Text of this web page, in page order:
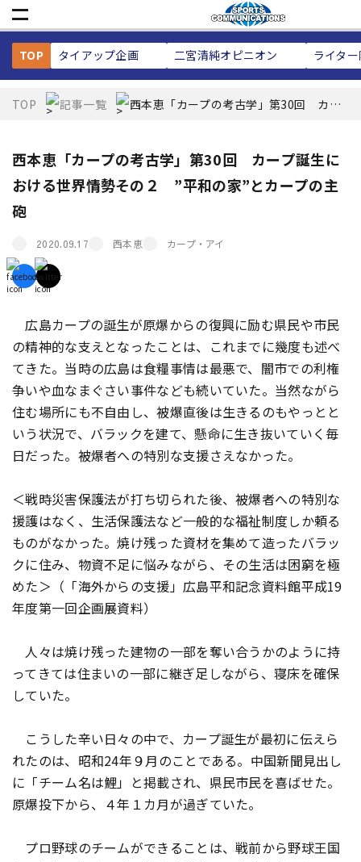
TOP タイアップ企画 二宮清純オピニオン ライタ
TOP 記事一覧 西本恵「カープの考古学」第30回 カー
西本恵「カープの考古学」第30回 カープ誕生に
おける世界情勢その２ ”平和の家”とカープの主
砲
2020.09.17 西本恵 カープ・アイ
広島カープの誕生が原爆からの復興に励む県民や市民
の精神的な支えとなったことは、これまでに幾度も述べ
てきた。当時の広島は食糧事情は最悪で、闇市での利権
争いや血なまぐさい事件なども続いていた。当然ながら
住む場所にも不自由し、被爆直後は生きるのもやっとと
いう状況で、バラックを建て、懸命に生き抜いていく毎
日だった。被爆者への特別な支援さえなかった。
＜戦時災害保護法が打ち切られた後、被爆者への特別な
援護はなく、生活保護法など一般的な福祉制度しか頼る
ものがなかった。焼け残った資材を集めて造ったバラッ
クに住み、物資不足に悩みながら、その生活は困窮を極
めた＞（「海外からの支援」広島平和記念資料館平成19
年度第一回企画展資料）
人々は焼け残った建物の一部を奪い合うかのように持
ってきては住まいの一部に継ぎ足しながら、寝床を確保
していた。
こうした辛い日々の中で、カープ誕生が最初に伝えら
れたのは、昭和24年９月のことである。中国新聞見出し
に「チーム名は鯉」と掲載され、県民市民を喜ばせた。
原爆投下から、４年１カ月が過ぎていた。
プロ野球のチームができることは、戦前から野球王国